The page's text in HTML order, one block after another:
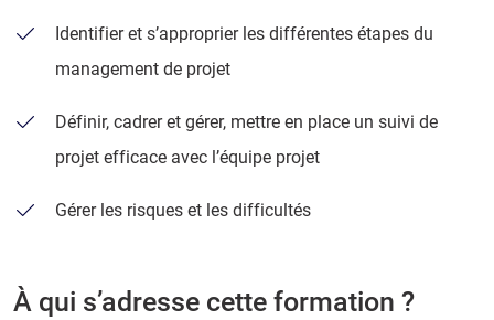
Identifier et s’approprier les différentes étapes du
management de projet
Définir, cadrer et gérer, mettre en place un suivi de
projet efficace avec l’équipe projet
Gérer les risques et les difficultés
À qui s’adresse cette formation ?